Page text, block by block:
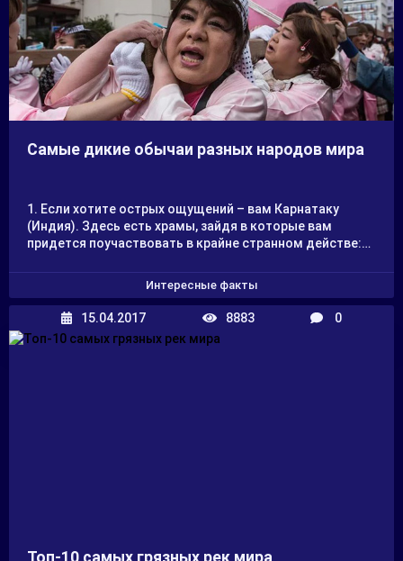
Самые дикие обычаи разных народов мира
1. Если хотите острых ощущений – вам Карнатаку
(Индия). Здесь есть храмы, зайдя в которые вам
придется поучаствовать в крайне странном действе:
(брахманы – это самая высшая каста в Индии, жрецы).
Учувствуют в этом ритуале все касты, стоящие ниже
брахманов. Индусы верят, что это помогает
избавиться от любых кожных заболеваний. Ритуалу
уже почти 500 лет, в последнее время его постоянно
Интересные факты
15.04.2017 8883 0